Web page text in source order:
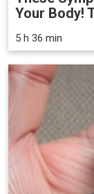
Your Body!
5 h 36 min